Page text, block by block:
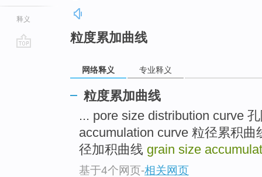
释义
粒度累加曲线
网络释义 专业释义
粒度累加曲线
... pore size distribution curve
accumulation curve 粒径累积
径加积曲线 grain size
基于4个网页-相关网页